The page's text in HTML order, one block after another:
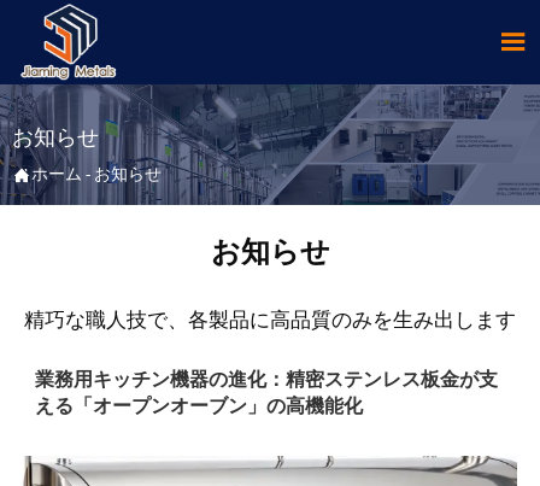

お知らせ
ホーム - お知らせ
お知らせ
精巧な職人技で、各製品に高品質のみを生み出します
業務用キッチン機器の進化：精密ステンレス板金が支
える「オープンオーブン」の高機能化